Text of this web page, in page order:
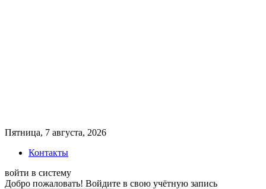
Пятница, 7 августа, 2026
Контакты
войти в систему
Добро пожаловать! Войдите в свою учётную запись